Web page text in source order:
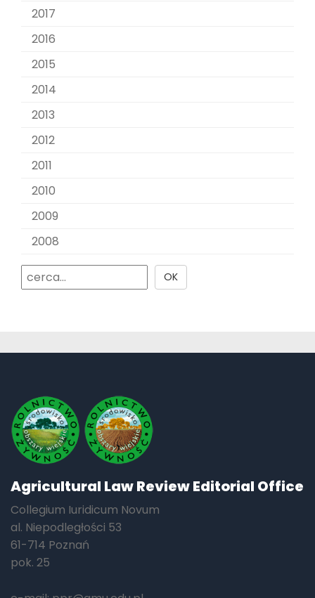
2017
2016
2015
2014
2013
2012
2011
2010
2009
2008
Agricultural Law Review Editorial Office
Collegium Iuridicum Novum
al. Niepodległości 53
61-714 Poznań
pok. 25